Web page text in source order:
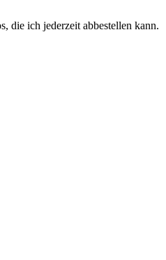
die ich jederzeit abbestellen kann.